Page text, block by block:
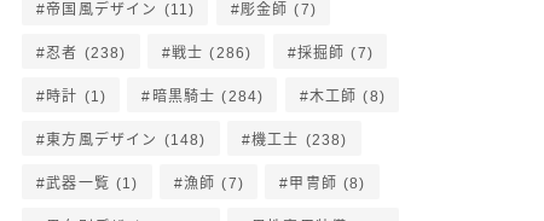
帝国風デザイン (11) 彫金師 (7)
忍者 (238) 戦士 (286) 採掘師 (7)
時計 (1) 暗黒騎士 (284) 木工師 (8)
東方風デザイン (148) 機工士 (238)
武器一覧 (1) 漁師 (7) 甲冑師 (8)